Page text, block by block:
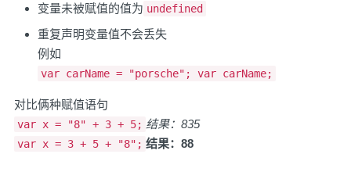
变量未被赋值的值为 undefined
重复声明变量值不会丢失
例如
var carName = "porsche"; var carName;
对比俩种赋值语句
var x = "8" + 3 + 5; 结果：835
var x = 3 + 5 + "8"; 结果：88